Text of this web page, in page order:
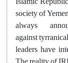
society of
always
against
leaders have